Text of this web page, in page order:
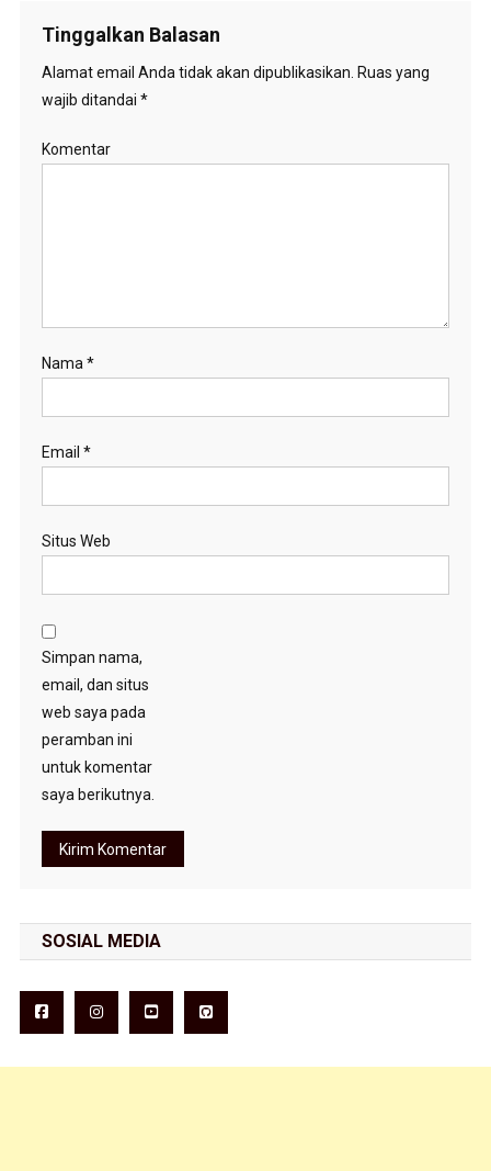
Tinggalkan Balasan
Alamat email Anda tidak akan dipublikasikan. Ruas yang
wajib ditandai *
Komentar
Nama *
Email *
Situs Web
Simpan nama,
email, dan situs
web saya pada
peramban ini
untuk komentar
saya berikutnya.
SOSIAL MEDIA